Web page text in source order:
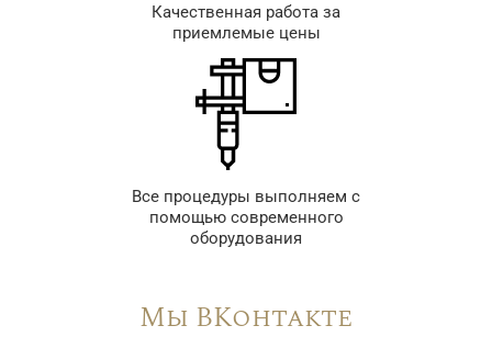
Качественная работа за
приемлемые цены
Все процедуры выполняем с
помощью современного
оборудования
Мы ВКонтакте